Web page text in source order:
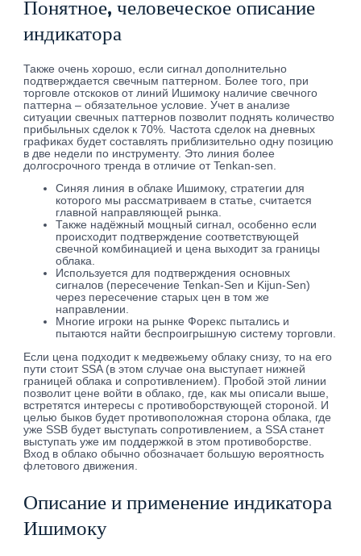
Понятное, человеческое описание
индикатора
Также очень хорошо, если сигнал дополнительно
подтверждается свечным паттерном. Более того, при
торговле отскоков от линий Ишимоку наличие свечного
паттерна – обязательное условие. Учет в анализе
ситуации свечных паттернов позволит поднять количество
прибыльных сделок к 70%. Частота сделок на дневных
графиках будет составлять приблизительно одну позицию
в две недели по инструменту. Это линия более
долгосрочного тренда в отличие от Tenkan-sen.
Синяя линия в облаке Ишимоку, стратегии для
которого мы рассматриваем в статье, считается
главной направляющей рынка.
Также надёжный мощный сигнал, особенно если
происходит подтверждение соответствующей
свечной комбинацией и цена выходит за границы
облака.
Используется для подтверждения основных
сигналов (пересечение Tenkan-Sen и Kijun-Sen)
через пересечение старых цен в том же
направлении.
Многие игроки на рынке Форекс пытались и
пытаются найти беспроигрышную систему торговли.
Если цена подходит к медвежьему облаку снизу, то на его
пути стоит SSA (в этом случае она выступает нижней
границей облака и сопротивлением). Пробой этой линии
позволит цене войти в облако, где, как мы описали выше,
встретятся интересы с противоборствующей стороной. И
целью быков будет противоположная сторона облака, где
уже SSB будет выступать сопротивлением, а SSA станет
выступать уже им поддержкой в этом противоборстве.
Вход в облако обычно обозначает большую вероятность
флетового движения.
Описание и применение индикатора
Ишимоку